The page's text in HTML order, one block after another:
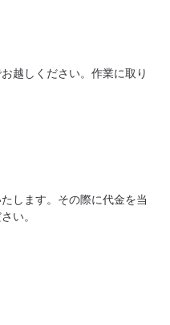
越しください。作業に取り
します。その際に代金を当
い。